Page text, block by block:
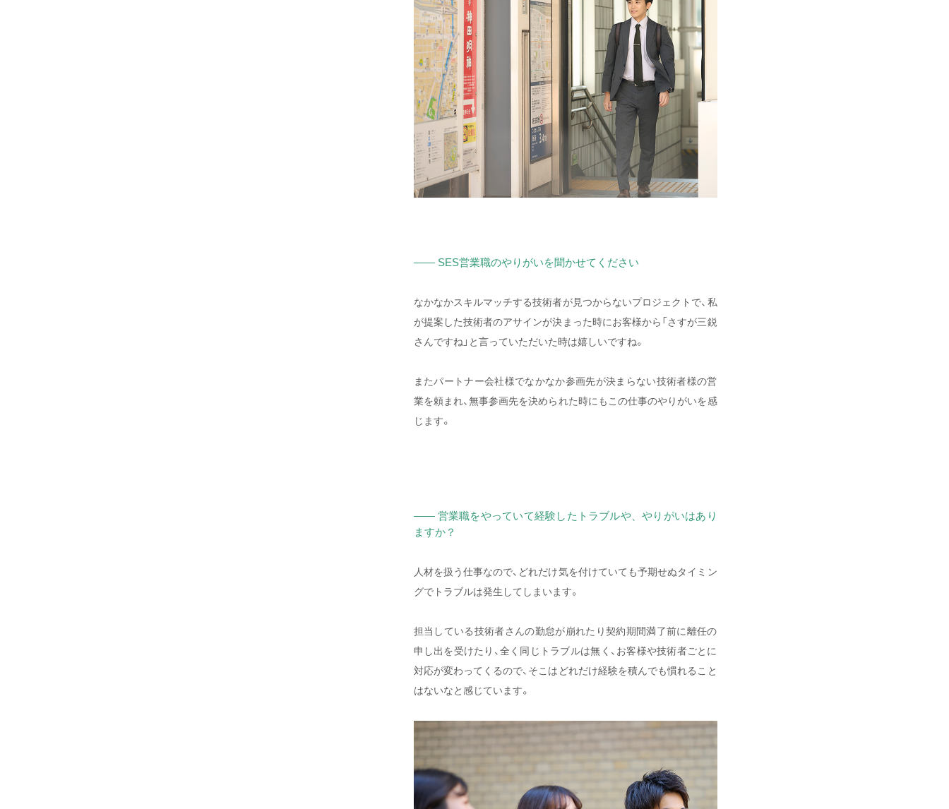
—— SES営業職のやりがいを聞かせてください
なかなかスキルマッチする技術者が見つからないプロジェクトで、私
が提案した技術者のアサインが決まった時にお客様から「さすが三鋭
さんですね」と言っていただいた時は嬉しいですね。
またパートナー会社様でなかなか参画先が決まらない技術者様の営
業を頼まれ、無事参画先を決められた時にもこの仕事のやりがいを感
じます。
—— 営業職をやっていて経験したトラブルや、やりがいはあり
ますか？
人材を扱う仕事なので、どれだけ気を付けていても予期せぬタイミン
グでトラブルは発生してしまいます。
担当している技術者さんの勤怠が崩れたり契約期間満了前に離任の
申し出を受けたり、全く同じトラブルは無く、お客様や技術者ごとに
対応が変わってくるので、そこはどれだけ経験を積んでも慣れること
はないなと感じています。